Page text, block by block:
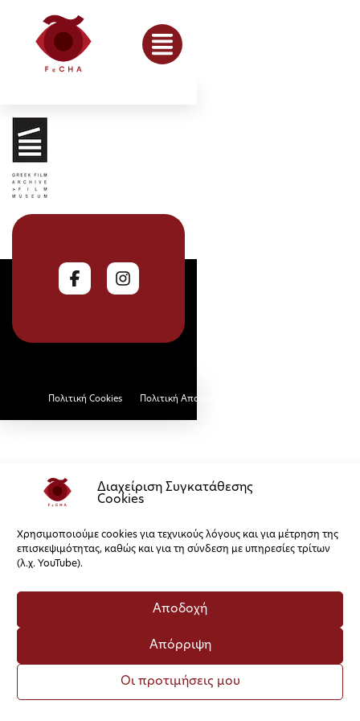
Διαχείριση Συγκατάθεσης
Cookies
Χρησιμοποιούμε cookies για τεχνικούς λόγους και για μέτρηση της
επισκεψιμότητας, καθώς και για τη σύνδεση με υπηρεσίες τρίτων
(λ.χ. YouTube).
Αποδοχή
Απόρριψη
Οι προτιμήσεις μου
Πολιτική Cookies Πολιτική Απορρήτου